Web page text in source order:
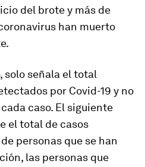
del brote y más de
han muerto
solo señala el total
por Covid-19 y no
caso. El siguiente
el total de casos
personas que se han
las personas que